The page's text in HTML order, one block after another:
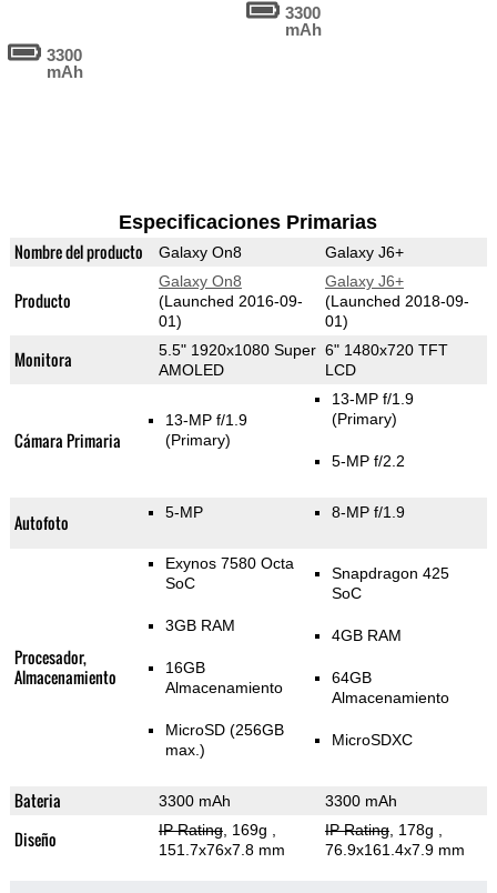
3300
mAh
3300
mAh
Especificaciones Primarias
Nombre del producto Galaxy On8 Galaxy J6+
Producto
Galaxy On8
(Launched 2016-09-
01)
Galaxy J6+
(Launched 2018-09-
01)
Monitora
5.5" 1920x1080 Super
AMOLED
6" 1480x720 TFT
LCD
Cámara Primaria
13-MP f/1.9
(Primary)
13-MP f/1.9
(Primary)
5-MP f/2.2
Autofoto 5-MP 8-MP f/1.9
Procesador,
Almacenamiento
Exynos 7580 Octa
SoC
3GB RAM
16GB
Almacenamiento
MicroSD (256GB
max.)
Snapdragon 425
SoC
4GB RAM
64GB
Almacenamiento
MicroSDXC
Bateria 3300 mAh 3300 mAh
Diseño IP Rating, 169g
151.7x76x7.8 mm
IP Rating, 178g
76.9x161.4x7.9 mm